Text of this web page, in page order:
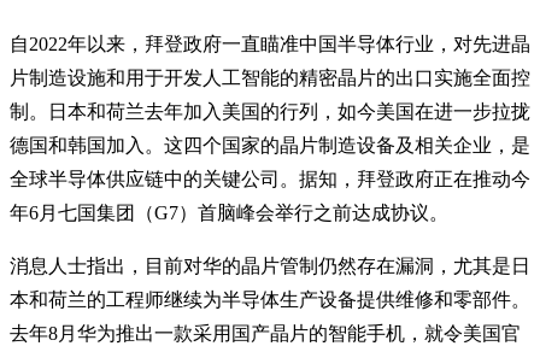
自2022年以来，拜登政府一直瞄准中国半导体行业，对先进晶
片制造设施和用于开发人工智能的精密晶片的出口实施全面控
制。日本和荷兰去年加入美国的行列，如今美国在进一步拉拢
德国和韩国加入。这四个国家的晶片制造设备及相关企业，是
全球半导体供应链中的关键公司。据知，拜登政府正在推动今
年6月七国集团（G7）首脑峰会举行之前达成协议。
消息人士指出，目前对华的晶片管制仍然存在漏洞，尤其是日
本和荷兰的工程师继续为半导体生产设备提供维修和零部件。
去年8月华为推出一款采用国产晶片的智能手机，就令美国官